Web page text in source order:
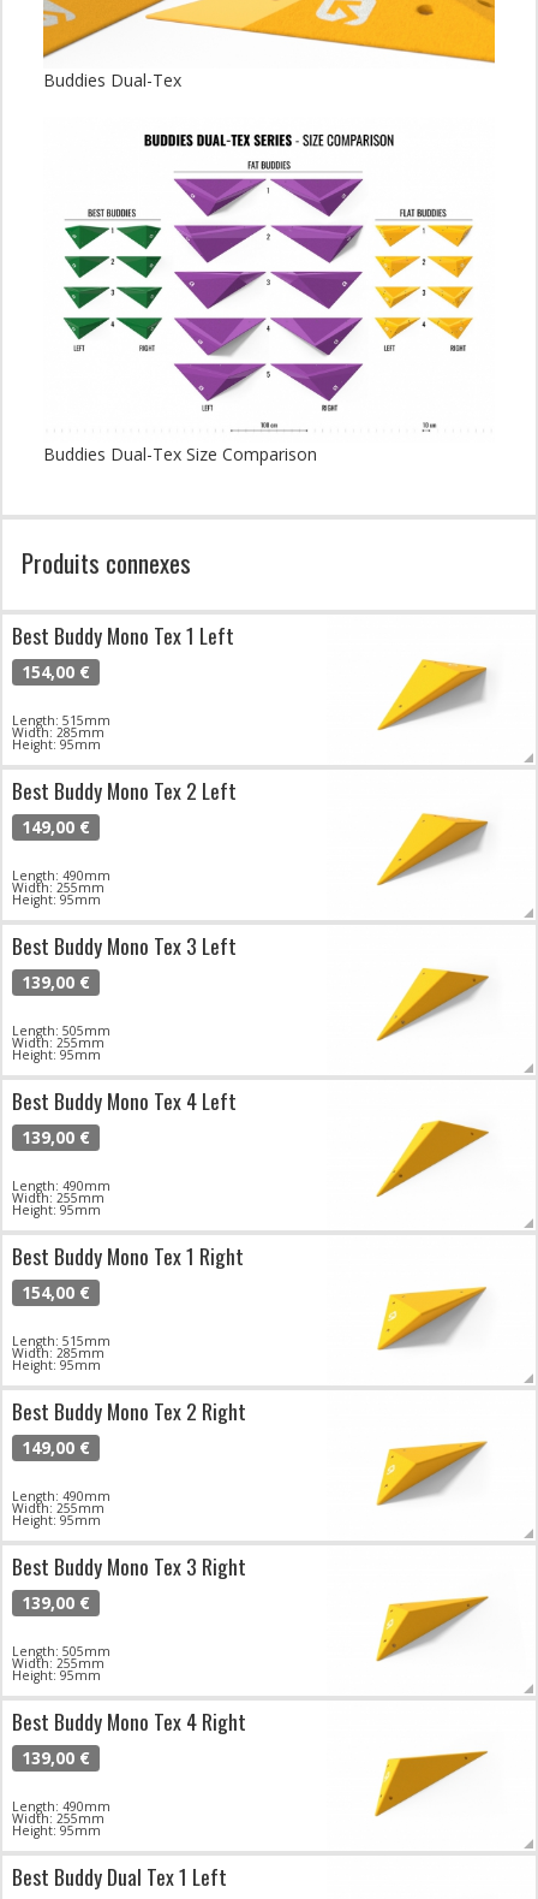
Buddies Dual-Tex
Buddies Dual-Tex Size Comparison
Produits connexes
Best Buddy Mono Tex 1 Left
154,00 €
Length: 515mm
Width: 285mm
Height: 95mm
Best Buddy Mono Tex 2 Left
149,00 €
Length: 490mm
Width: 255mm
Height: 95mm
Best Buddy Mono Tex 3 Left
139,00 €
Length: 505mm
Width: 255mm
Height: 95mm
Best Buddy Mono Tex 4 Left
139,00 €
Length: 490mm
Width: 255mm
Height: 95mm
Best Buddy Mono Tex 1 Right
154,00 €
Length: 515mm
Width: 285mm
Height: 95mm
Best Buddy Mono Tex 2 Right
149,00 €
Length: 490mm
Width: 255mm
Height: 95mm
Best Buddy Mono Tex 3 Right
139,00 €
Length: 505mm
Width: 255mm
Height: 95mm
Best Buddy Mono Tex 4 Right
139,00 €
Length: 490mm
Width: 255mm
Height: 95mm
Best Buddy Dual Tex 1 Left